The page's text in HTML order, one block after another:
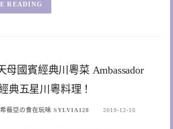
READING
母國賓經典川粵菜 Ambassador
典五星川粵料理！
希薇亞の食在玩味 SYLVIA128 2019-12-16